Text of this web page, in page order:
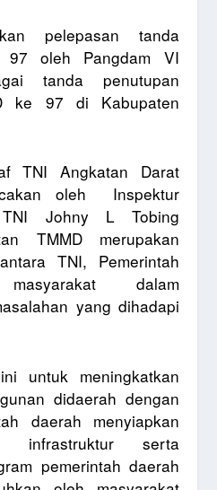
pelepasan tanda
97 oleh Pangdam VI
tanda penutupan
ke 97 di Kabupaten
TNI Angkatan Darat
oleh
Inspektur
Johny L Tobing
TMMD merupakan
TNI, Pemerintah
dalam
yang dihadapi
untuk meningkatkan
didaerah dengan
daerah
menyiapkan
infrastruktur serta
pemerintah daerah